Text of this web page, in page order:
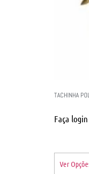
TACHINHA
Faça
Ver